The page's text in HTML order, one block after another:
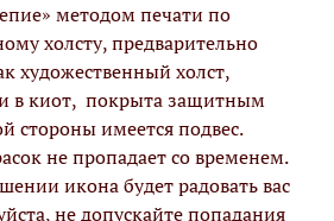
методом печати по
холсту, предварительно
художественный холст,
в киот, покрыта защитным
стороны имеется подвес.
не пропадает со временем.
икона будет радовать вас
не допускайте попадания